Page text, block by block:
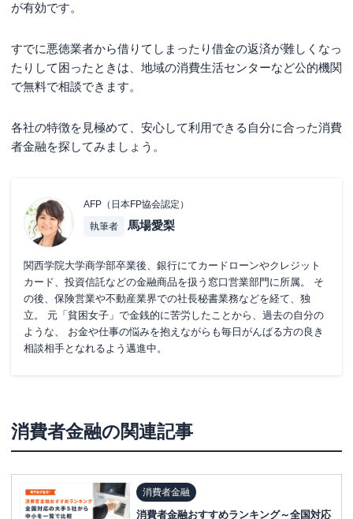
が有効です。
すでに悪徳業者から借りてしまったり借金の返済が難しくなっ
たりして困ったときは、地域の消費生活センターなど公的機関
で無料で相談できます。
各社の特徴を見極めて、安心して利用できる自分に合った消費
者金融を探してみましょう。
AFP（日本FP協会認定）
執筆者
馬場愛梨
関西学院大学商学部卒業後、銀行にてカードローンやクレジット
カード、投資信託などの金融商品を扱う窓口営業部門に所属。 そ
の後、保険営業や不動産業界での社長秘書業務などを経て、独
立。 元「貧困女子」で金銭的に苦労したことから、過去の自分の
ような、 お金や仕事の悩みを抱えながらも毎日がんばる方の良き
相談相手となれるよう邁進中。
消費者金融の関連記事
消費者金融
消費者金融おすすめランキング～全国対応